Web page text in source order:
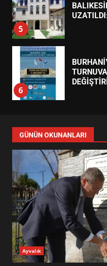
5
6
7
YENİ
1
ESA
NEYİ
GÜNÜN OKUNANLARI
Ayvalık